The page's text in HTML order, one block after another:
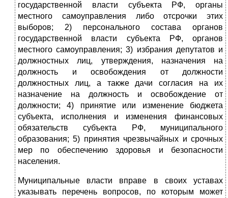
государственной власти субъекта РФ, органы
местного самоуправления либо отсрочки этих
выборов; 2) персонального состава органов
государственной власти субъекта РФ, органов
местного самоуправления; 3) избрания депутатов и
должностных лиц, утверждения, назначения на
должность и освобождения от должности
должностных лиц, а также дачи согласия на их
назначение на должность и освобождение от
должности; 4) принятие или изменение бюджета
субъекта, исполнения и изменения финансовых
обязательств субъекта РФ, муниципального
образования; 5) принятия чрезвычайных и срочных
мер по обеспечению здоровья и безопасности
населения.
Муниципальные власти вправе в своих уставах
указывать перечень вопросов, по которым может